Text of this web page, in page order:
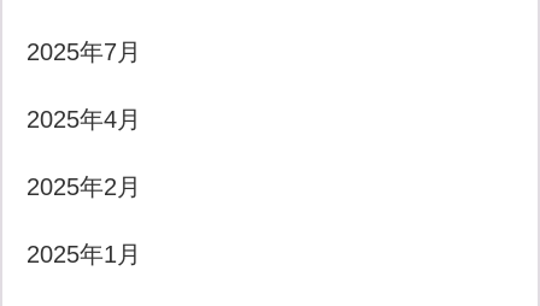
2025年7月
2025年4月
2025年2月
2025年1月